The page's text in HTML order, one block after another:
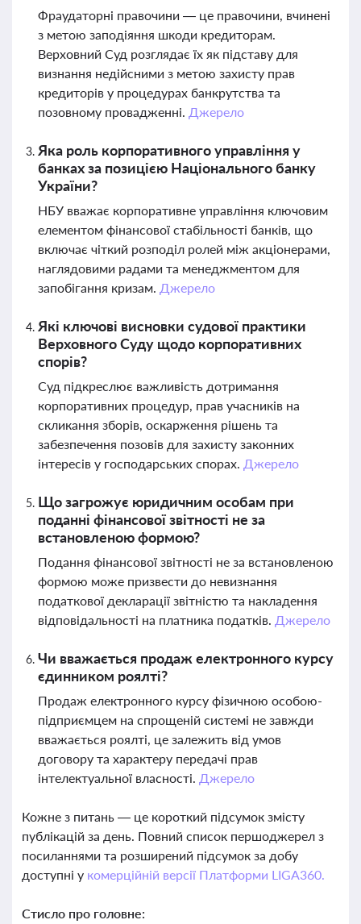
Фраудаторні правочини — це правочини, вчинені
з метою заподіяння шкоди кредиторам.
Верховний Суд розглядає їх як підставу для
визнання недійсними з метою захисту прав
кредиторів у процедурах банкрутства та
позовному провадженні. Джерело
Яка роль корпоративного управління у
банках за позицією Національного банку
України?
НБУ вважає корпоративне управління ключовим
елементом фінансової стабільності банків, що
включає чіткий розподіл ролей між акціонерами,
наглядовими радами та менеджментом для
запобігання кризам. Джерело
Які ключові висновки судової практики
Верховного Суду щодо корпоративних
спорів?
Суд підкреслює важливість дотримання
корпоративних процедур, прав учасників на
скликання зборів, оскарження рішень та
забезпечення позовів для захисту законних
інтересів у господарських спорах. Джерело
Що загрожує юридичним особам при
поданні фінансової звітності не за
встановленою формою?
Подання фінансової звітності не за встановленою
формою може призвести до невизнання
податкової декларації звітністю та накладення
відповідальності на платника податків. Джерело
Чи вважається продаж електронного курсу
єдинником роялті?
Продаж електронного курсу фізичною особою-
підприємцем на спрощеній системі не завжди
вважається роялті, це залежить від умов
договору та характеру передачі прав
інтелектуальної власності. Джерело
Кожне з питань — це короткий підсумок змісту
публікацій за день. Повний список першоджерел з
посиланнями та розширений підсумок за добу
доступні у комерційній версії Платформи LIGA360.
Стисло про головне: